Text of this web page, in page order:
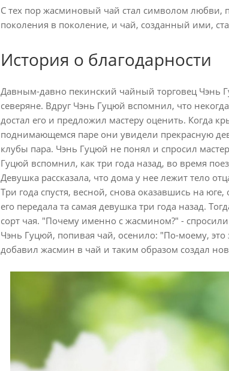
С тех пор жасминовый чай стал символом любви,
поколения в поколение, и чай, созданный ими,
История о благодарности
Давным-давно пекинский чайный торговец Чэнь
северяне. Вдруг Чэнь Гуцюй вспомнил, что
достал его и предложил мастеру оценить. Когда
поднимающемся паре они увидели прекрасную
клубы пара. Чэнь Гуцюй не понял и спросил
Гуцюй вспомнил, как три года назад, во время
Девушка рассказала, что дома у нее лежит тело
Три года спустя, весной, снова оказавшись на
его передала та самая девушка три года назад.
сорт чая. "Почему именно с жасмином?" -
Чэнь Гуцюй, попивая чай, осенило: "По-моему,
добавил жасмин в чай и таким образом создал